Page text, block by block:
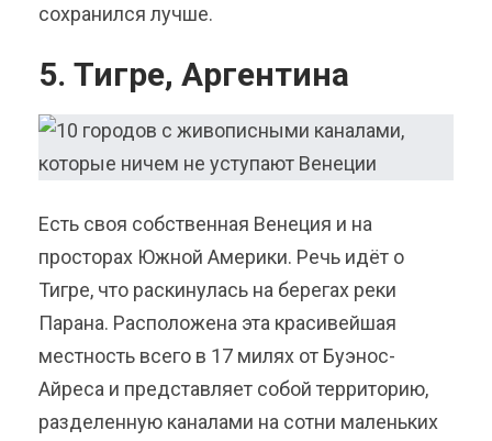
сохранился лучше.
5. Тигре, Аргентина
Есть своя собственная Венеция и на
просторах Южной Америки. Речь идёт о
Тигре, что раскинулась на берегах реки
Парана. Расположена эта красивейшая
местность всего в 17 милях от Буэнос-
Айреса и представляет собой территорию,
разделенную каналами на сотни маленьких